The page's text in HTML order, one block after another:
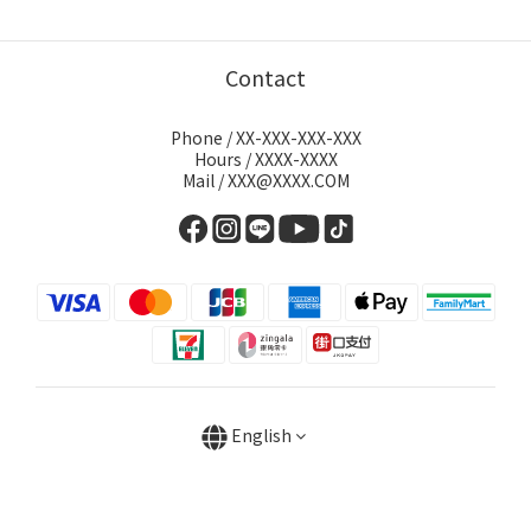
Contact
Phone / XX-XXX-XXX-XXX
Hours / XXXX-XXXX
Mail / XXX@XXXX.COM
English